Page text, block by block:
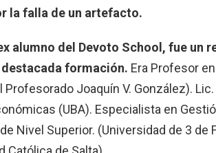
la falla de un artefacto.
alumno del Devoto School, fue un
destacada formación. Era Profesor
Profesorado Joaquín V. González).
(UBA). Especialista en
Nivel Superior. (Universidad de 3 de